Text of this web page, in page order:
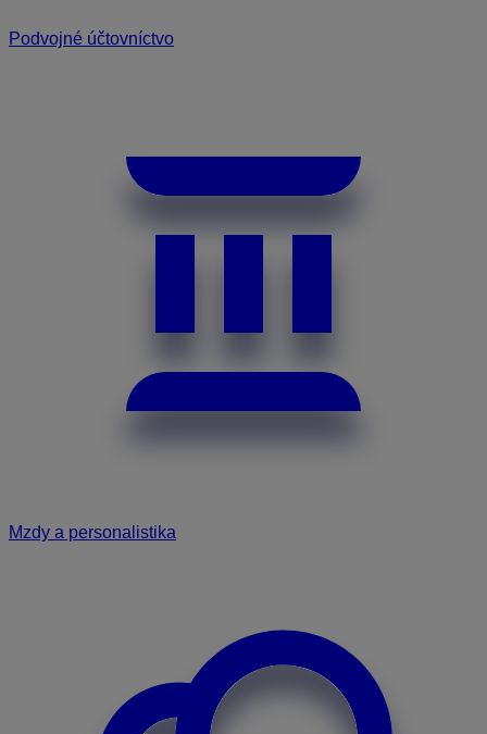
Podvojné účtovníctvo
Mzdy a personalistika